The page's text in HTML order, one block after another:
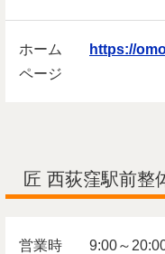
ホーム
ページ
https://
匠 西荻窪駅前整
営業時
9:00～